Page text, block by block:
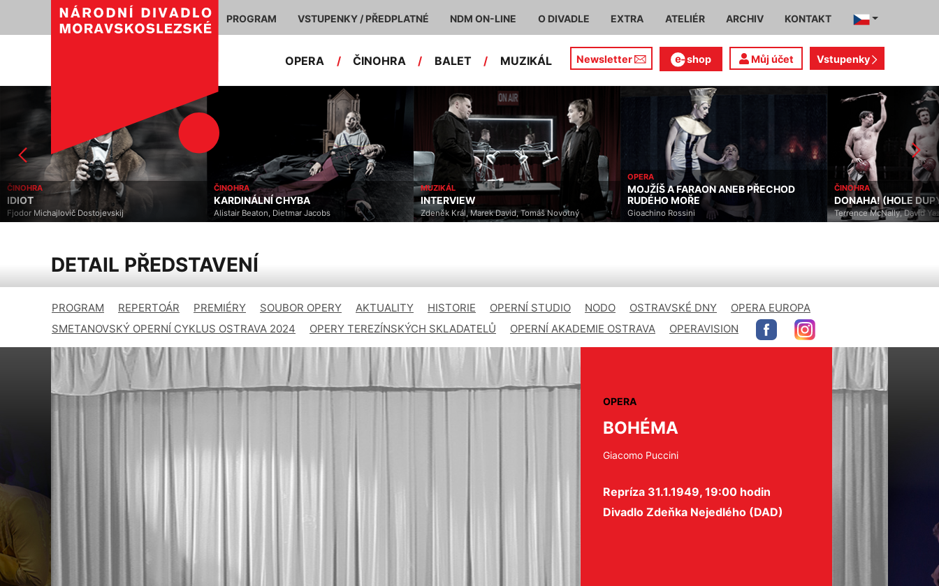
PROGRAM VSTUPENKY / PŘEDPLATNÉ NDM ON-LINE O DIVADLE EXTRA ATELIÉR ARCHIV KONTAKT
OPERA / ČINOHRA / BALET / MUZIKÁL Newsletter shop Můj účet Vstupenky
ČINOHRA
IDIOT
Fjodor Michajlovič Dostojevskij
ČINOHRA
KARDINÁLNÍ CHYBA
Alistair Beaton, Dietmar Jacobs
MUZIKÁL
INTERVIEW
Zdeněk Král, Marek David, Tomáš Novotný
OPERA
MOJŽÍŠ A FARAON ANEB PŘECHOD
RUDÉHO MOŘE
Gioachino Rossini
ČINOHRA
DONAHA! (HOLE
Terrence McNally, David
DETAIL PŘEDSTAVENÍ
PROGRAM REPERTOÁR PREMIÉRY SOUBOR OPERY AKTUALITY HISTORIE OPERNÍ STUDIO NODO OSTRAVSKÉ DNY
OPERA EUROPA
SMETANOVSKÝ OPERNÍ CYKLUS OSTRAVA 2024
OPERY TEREZÍNSKÝCH SKLADATELŮ OPERNÍ AKADEMIE OSTRAVA OPERAVISION
OPERA
BOHÉMA
Giacomo Puccini
Repríza 31.1.1949, 19:00 hodin
Divadlo Zdeňka Nejedlého (DAD)